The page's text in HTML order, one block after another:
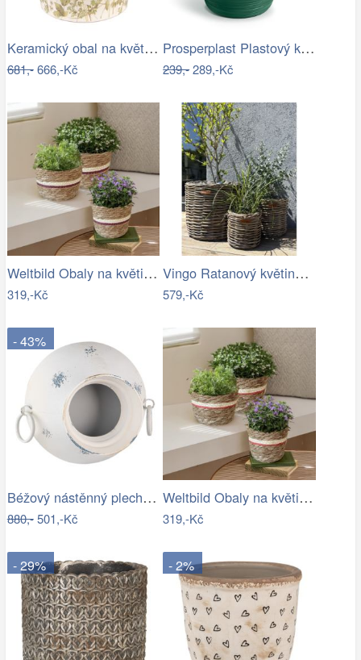
Keramický obal na květináč s lučními…
681,-666,-Kč
Prosperplast Plastový květináč Venas…
239,-289,-Kč
Weltbild Obaly na květináče z mořské…
319,-Kč
Vingo Ratanový květináč - kulatý…
579,-Kč
- 43%
Béžový nástěnný plechový květináč Fun…
880,-501,-Kč
Weltbild Obaly na květináče z mořské…
319,-Kč
- 29% - 2%